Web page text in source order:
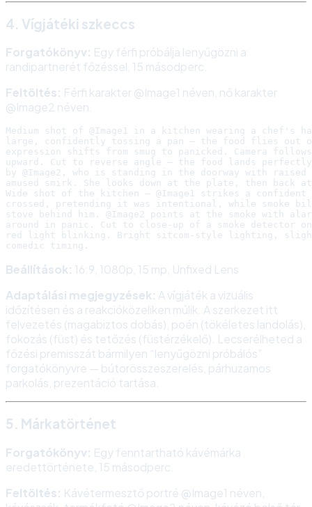
4. Vígjátéki szkeccs
Forgatókönyv: Egy férfi próbálja lenyűgözni a
randipartnerét főzéssel, 15 másodperc.
Feltöltés: Férfi karakter @Image1 néven, nő karakter
@Image2 néven.
Medium shot of @Image1 in a kitchen wearing a chef's
large, confidently tossing a pan — the food flies out
expression shifts from smug to panicked. Camera
upward. Cut to reverse angle — the food lands
by @Image2, who is standing in the doorway with raised
amused smirk. She looks down at the plate, then back
Wide shot of the kitchen — @Image1 strikes a confident
crossed, pretending it was intentional, while smoke
stove behind him. @Image2 points at the smoke with
around in panic. Cut to close-up of a smoke detector
red light blinking. Bright sitcom-style lighting,
Beállítások: 16:9, 1080p, 15 mp, Unfixed Lens
Adaptálási megjegyzések: A vígjáték a vizuális
időzítésen és a reakcióközeliken múlik. A szerkezet itt
felvezetés (magabiztos dobás), poén (tökéletes landolás),
fokozás (füst) és tetőzés (füstérzékelő). Lecserélheted a
főzési premisszát bármilyen “lenyűgözni próbálós”
forgatókönyvre — bútorösszeszerelés, párhuzamos
parkolás, prezentáció tartása.
5. Márkatörténet
Forgatókönyv: Egy fenntartható kávémárka
eredettörténete, 15 másodperc.
Feltöltés: Kávétermesztő portré @Image1 néven,